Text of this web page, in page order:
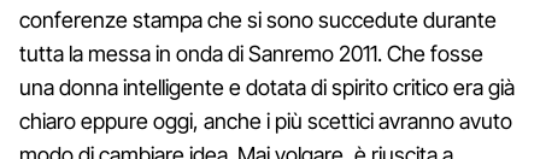
conferenze stampa che si sono succedute durante
tutta la messa in onda di Sanremo 2011. Che fosse
una donna intelligente e dotata di spirito critico era già
chiaro eppure oggi, anche i più scettici avranno avuto